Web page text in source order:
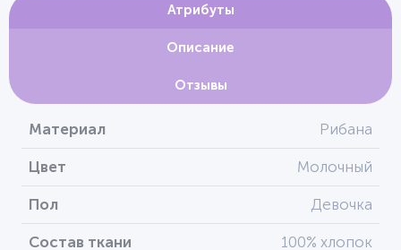
Атрибуты
Описание
Отзывы
Материал Рибана
Цвет Молочный
Пол Девочка
Состав ткани 100% хлопок